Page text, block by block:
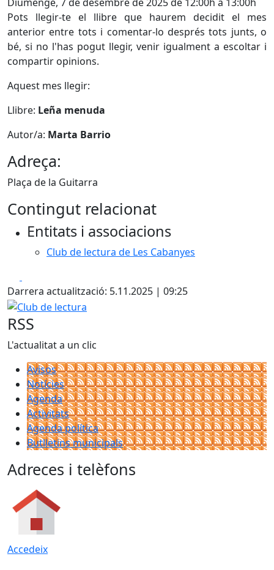
Pots llegir-te el llibre que haurem decidit el mes
anterior entre tots i comentar-lo després tots junts, o
bé, si no l'has pogut llegir, venir igualment a escoltar i
compartir opinions.
Aquest mes llegir:
Llibre: Leña menuda
Autor/a: Marta Barrio
Adreça:
Plaça de la Guitarra
Contingut relacionat
Entitats i associacions
Club de lectura de Les Cabanyes
Darrera actualització: 5.11.2025 | 09:25
Club de lectura
RSS
L'actualitat a un clic
Avisos
Notícies
Agenda
Activitats
Agenda política
Butlletins municipals
Adreces i telèfons
Accedeix